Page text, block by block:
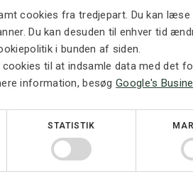
cookies fra tredjepart. Du kan
Du kan desuden til enhver tid
i bunden af siden.
cookies til at indsamle data med det
information, besøgGoogle's
STATISTIK